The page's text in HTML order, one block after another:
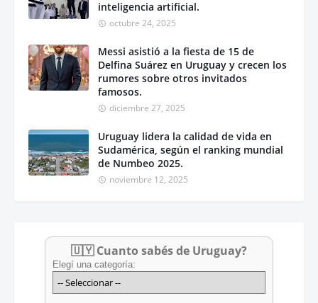
inteligencia artificial.
octubre 24, 2025
Messi asistió a la fiesta de 15 de
Delfina Suárez en Uruguay y crecen los
rumores sobre otros invitados
famosos.
diciembre 27, 2025
Uruguay lidera la calidad de vida en
Sudamérica, según el ranking mundial
de Numbeo 2025.
noviembre 12, 2025
🇺🇾 Cuanto sabés de Uruguay?
Elegí una categoría: